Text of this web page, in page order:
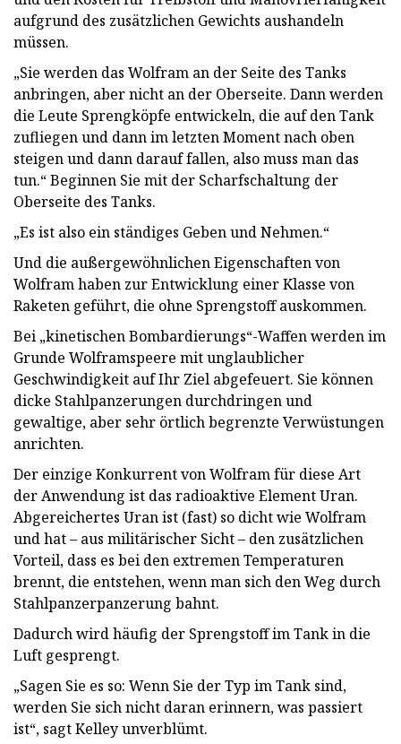
aufgrund des zusätzlichen Gewichts aushandeln
müssen.
„Sie werden das Wolfram an der Seite des Tanks
anbringen, aber nicht an der Oberseite. Dann werden
die Leute Sprengköpfe entwickeln, die auf den Tank
zufliegen und dann im letzten Moment nach oben
steigen und dann darauf fallen, also muss man das
tun.“ Beginnen Sie mit der Scharfschaltung der
Oberseite des Tanks.
„Es ist also ein ständiges Geben und Nehmen.“
Und die außergewöhnlichen Eigenschaften von
Wolfram haben zur Entwicklung einer Klasse von
Raketen geführt, die ohne Sprengstoff auskommen.
Bei „kinetischen Bombardierungs“-Waffen werden im
Grunde Wolframspeere mit unglaublicher
Geschwindigkeit auf Ihr Ziel abgefeuert. Sie können
dicke Stahlpanzerungen durchdringen und
gewaltige, aber sehr örtlich begrenzte Verwüstungen
anrichten.
Der einzige Konkurrent von Wolfram für diese Art
der Anwendung ist das radioaktive Element Uran.
Abgereichertes Uran ist (fast) so dicht wie Wolfram
und hat – aus militärischer Sicht – den zusätzlichen
Vorteil, dass es bei den extremen Temperaturen
brennt, die entstehen, wenn man sich den Weg durch
Stahlpanzerpanzerung bahnt.
Dadurch wird häufig der Sprengstoff im Tank in die
Luft gesprengt.
„Sagen Sie es so: Wenn Sie der Typ im Tank sind,
werden Sie sich nicht daran erinnern, was passiert
ist“, sagt Kelley unverblümt.